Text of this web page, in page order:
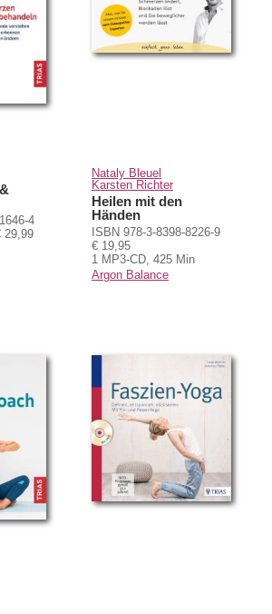
4
29,99
Nataly Bleuel
Karsten Richter
Heilen mit den
Händen
ISBN 978-3-8398-8226-9
€ 19,95
1 MP3-CD, 425 Min
Argon Balance